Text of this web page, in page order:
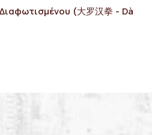
(大罗汉拳 - Dà